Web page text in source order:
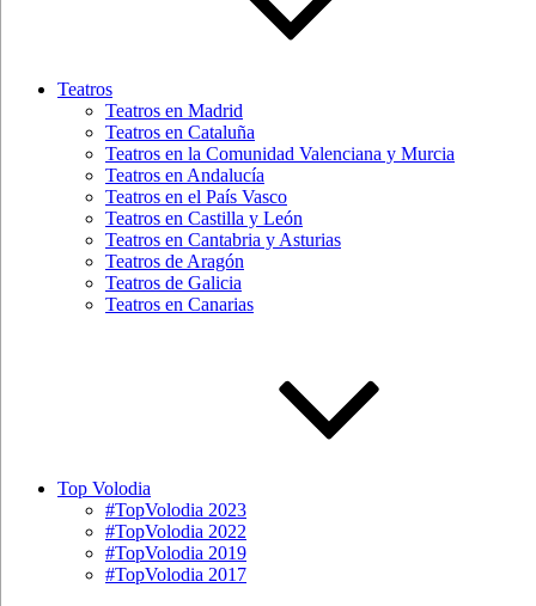
Teatros
Teatros en Madrid
Teatros en Cataluña
Teatros en la Comunidad Valenciana y Murcia
Teatros en Andalucía
Teatros en el País Vasco
Teatros en Castilla y León
Teatros en Cantabria y Asturias
Teatros de Aragón
Teatros de Galicia
Teatros en Canarias
Top Volodia
#TopVolodia 2023
#TopVolodia 2022
#TopVolodia 2019
#TopVolodia 2017